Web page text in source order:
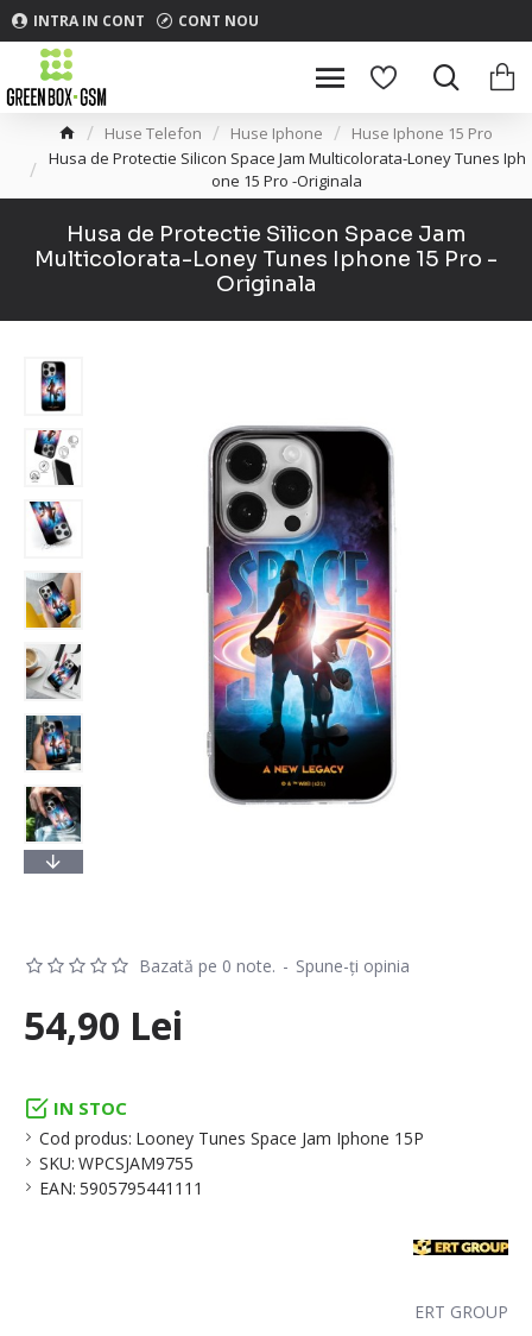
INTRA IN CONT CONT NOU
Huse Telefon Huse Iphone
Huse Iphone 15 Pro
Husa de Protectie Silicon Space Jam Multicolorata-Loney Tunes Iph
one 15 Pro -Originala
Husa de Protectie Silicon Space Jam
Multicolorata-Loney Tunes Iphone 15 Pro -
Originala
IN STOC
Cod produs: Looney Tunes Space Jam Iphone 15P
SKU: WPCSJAM9755
EAN: 5905795441111
ERT GROUP
Bazată pe 0 note. - Spune-ţi opinia
54,90 Lei